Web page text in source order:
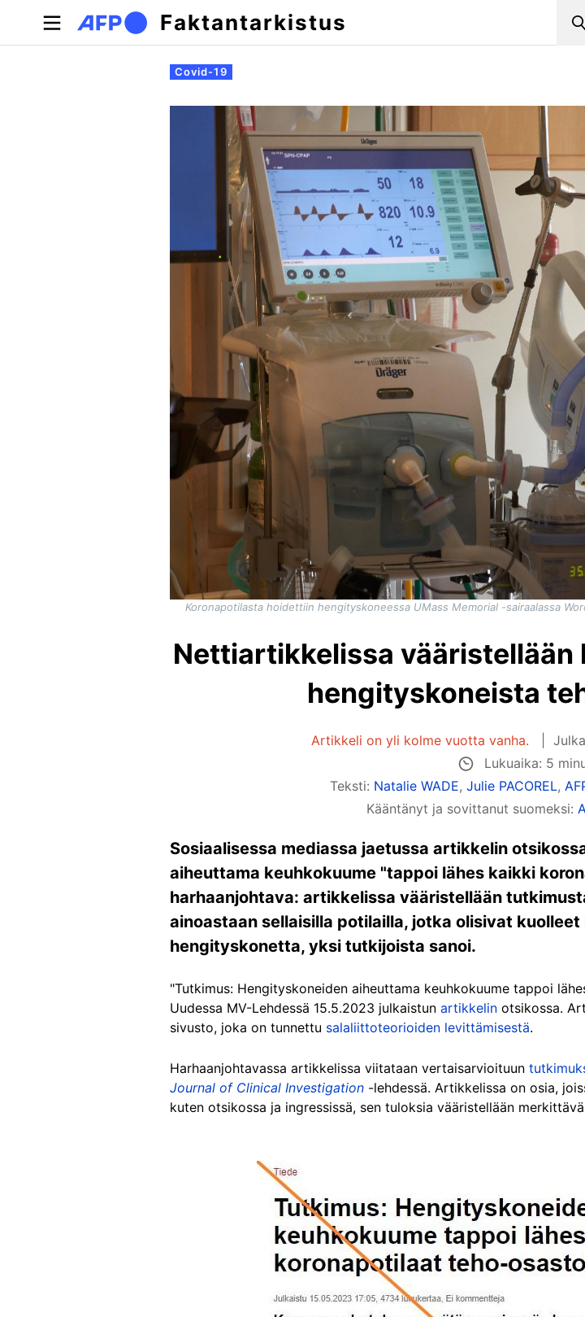
Hyppää pääsisältöön
Faktantarkistus
Ensisijaiset välilehdet
Covid-19
Koronapotilasta hoidettiin hengityskoneessa UMass Memorial -sairaalassa
Nettiartikkelissa
hengityskoneista
Artikkeli on yli kolme vuotta vanha.
Lukuaika: 5
Teksti: Natalie WADE, Julie PACOREL,
Kääntänyt ja sovittanut suomeksi:
Sosiaalisessa mediassa jaetussa artikkelin
aiheuttama keuhkokuume "tappoi lähes kaikki
harhaanjohtava: artikkelissa vääristellään
ainoastaan sellaisilla potilailla, jotka olisivat
hengityskonetta, yksi tutkijoista sanoi.
"Tutkimus: Hengityskoneiden aiheuttama keuhkokuume tappoi
Uudessa MV-Lehdessä 15.5.2023 julkaistun artikkelin otsikossa.
sivusto, joka on tunnettu salaliittoteorioiden levittämisestä.
Harhaanjohtavassa artikkelissa viitataan vertaisarvioituun
Journal of Clinical Investigation -lehdessä. Artikkelissa on osia,
kuten otsikossa ja ingressissä, sen tuloksia vääristellään